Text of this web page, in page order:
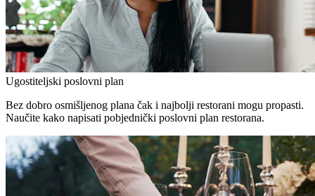
Ugostiteljski poslovni plan
Bez dobro osmišljenog plana čak i najbolji restorani mogu propasti.
Naučite kako napisati pobjednički poslovni plan restorana.